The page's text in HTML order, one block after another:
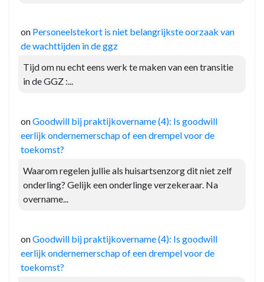
on Personeelstekort is niet belangrijkste oorzaak van
de wachttijden in de ggz
Tijd om nu echt eens werk te maken van een transitie
in de GGZ :...
onGoodwill bij praktijkovername (4): Is goodwill
eerlijk ondernemerschap of een drempel voor de
toekomst?
Waarom regelen jullie als huisartsenzorg dit niet zelf
onderling? Gelijk een onderlinge verzekeraar. Na
overname...
onGoodwill bij praktijkovername (4): Is goodwill
eerlijk ondernemerschap of een drempel voor de
toekomst?